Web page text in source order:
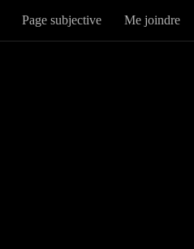
Page subjective Me joindre